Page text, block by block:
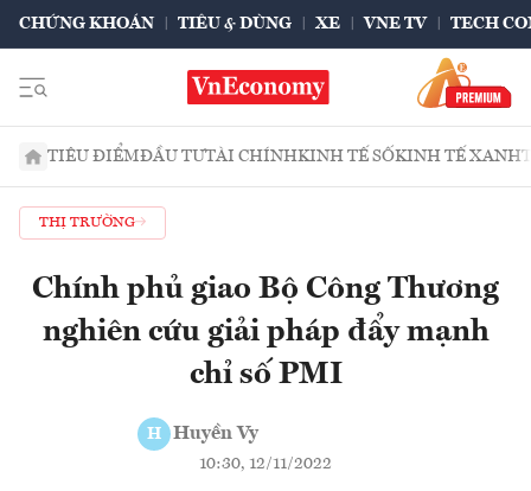
CHỨNG KHOÁN TIÊU & DÙNG XE VNE TV TECH
TIÊU ĐIỂMĐẦU TƯTÀI CHÍNHKINH TẾ SỐKINH TẾ XANH
THỊ TRƯỜNG
Chính phủ giao Bộ Công Thương
nghiên cứu giải pháp đẩy mạnh
chỉ số PMI
H Huyền Vy
10:30, 12/11/2022